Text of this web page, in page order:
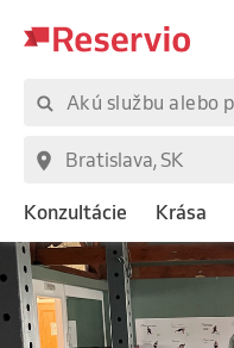
Konzultácie Krása